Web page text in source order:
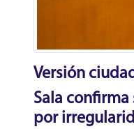
Versión
Sala
por